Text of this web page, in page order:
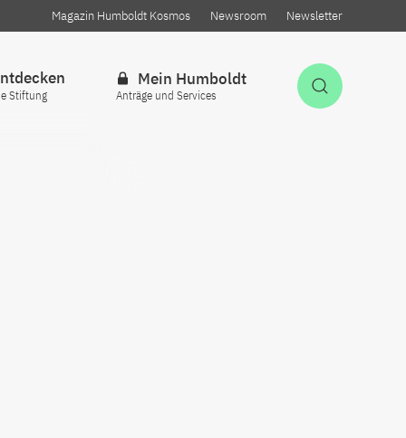
Magazin Humboldt Kosmos Newsroom Newsletter
Stiftung
Mein Humboldt
Anträge und Services